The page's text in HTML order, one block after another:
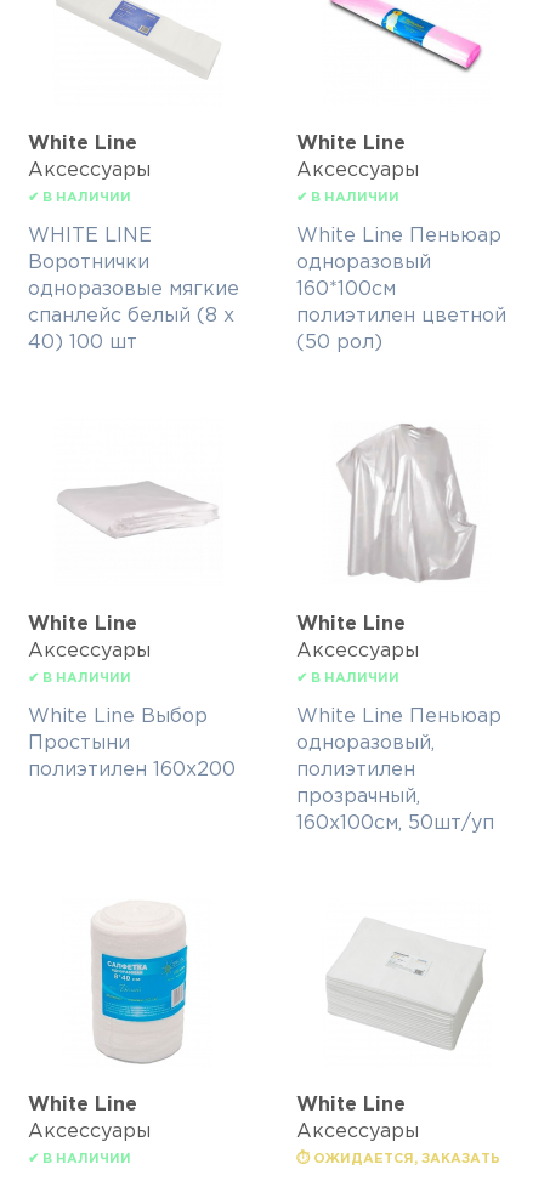
White Line
Аксессуары
✔ В НАЛИЧИИ
WHITE LINE
Воротнички
одноразовые мягкие
спанлейс белый (8 х
40) 100 шт
White Line
Аксессуары
✔ В НАЛИЧИИ
White Line Пеньюар
одноразовый
160*100см
полиэтилен цветной
(50 рол)
White Line
Аксессуары
✔ В НАЛИЧИИ
White Line Выбор
Простыни
полиэтилен 160х200
White Line
Аксессуары
✔ В НАЛИЧИИ
White Line Пеньюар
одноразовый,
полиэтилен
прозрачный,
160х100см, 50шт/уп
White Line
Аксессуары
✔ В НАЛИЧИИ
White Line
Аксессуары
⏱ ОЖИДАЕТСЯ, ЗАКАЗАТЬ